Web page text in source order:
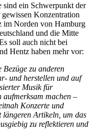
sind ein Schwerpunkt der
Konzentration
im Norden von Hamburg
und die Mitte
soll auch nicht bei
Hentz haben mehr vor:
Bezüge zu anderen
und herstellen und auf
Musik für
aufmerksam machen –
Konzerte und
längeren Artikeln, um das
zu reflektieren und